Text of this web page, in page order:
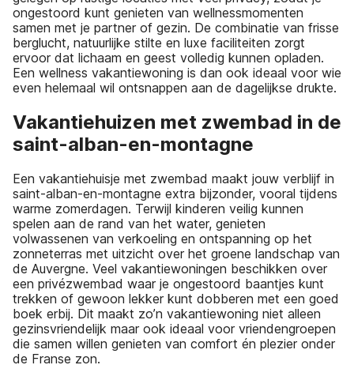
ongestoord kunt genieten van wellnessmomenten
samen met je partner of gezin. De combinatie van frisse
berglucht, natuurlijke stilte en luxe faciliteiten zorgt
ervoor dat lichaam en geest volledig kunnen opladen.
Een wellness vakantiewoning is dan ook ideaal voor wie
even helemaal wil ontsnappen aan de dagelijkse drukte.
Vakantiehuizen met zwembad in de
saint-alban-en-montagne
Een vakantiehuisje met zwembad maakt jouw verblijf in
saint-alban-en-montagne extra bijzonder, vooral tijdens
warme zomerdagen. Terwijl kinderen veilig kunnen
spelen aan de rand van het water, genieten
volwassenen van verkoeling en ontspanning op het
zonneterras met uitzicht over het groene landschap van
de Auvergne. Veel vakantiewoningen beschikken over
een privézwembad waar je ongestoord baantjes kunt
trekken of gewoon lekker kunt dobberen met een goed
boek erbij. Dit maakt zo’n vakantiewoning niet alleen
gezinsvriendelijk maar ook ideaal voor vriendengroepen
die samen willen genieten van comfort én plezier onder
de Franse zon.